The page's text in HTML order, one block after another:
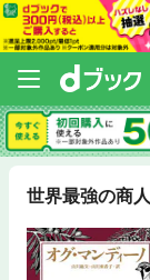
世界最強の商人